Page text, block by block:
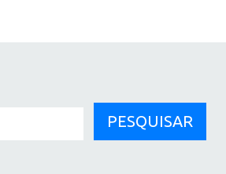
PESQUISAR